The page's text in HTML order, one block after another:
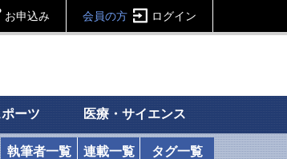
お申込み 会員の方 ログイン
ポーツ 医療・サイエンス
執筆者一覧 連載一覧 タグ一覧